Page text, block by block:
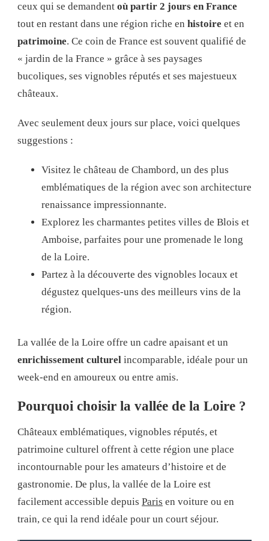
ceux qui se demandent où partir 2 jours en France
tout en restant dans une région riche en histoire et en
patrimoine. Ce coin de France est souvent qualifié de
« jardin de la France » grâce à ses paysages
bucoliques, ses vignobles réputés et ses majestueux
châteaux.
Avec seulement deux jours sur place, voici quelques
suggestions :
Visitez le château de Chambord, un des plus
emblématiques de la région avec son architecture
renaissance impressionnante.
Explorez les charmantes petites villes de Blois et
Amboise, parfaites pour une promenade le long
de la Loire.
Partez à la découverte des vignobles locaux et
dégustez quelques-uns des meilleurs vins de la
région.
La vallée de la Loire offre un cadre apaisant et un
enrichissement culturel incomparable, idéale pour un
week-end en amoureux ou entre amis.
Pourquoi choisir la vallée de la Loire ?
Châteaux emblématiques, vignobles réputés, et
patrimoine culturel offrent à cette région une place
incontournable pour les amateurs d’histoire et de
gastronomie. De plus, la vallée de la Loire est
facilement accessible depuis Paris en voiture ou en
train, ce qui la rend idéale pour un court séjour.